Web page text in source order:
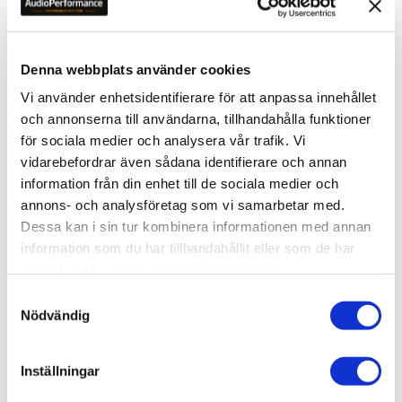
Denna webbplats använder cookies
Vi använder enhetsidentifierare för att anpassa innehållet
och annonserna till användarna, tillhandahålla funktioner
för sociala medier och analysera vår trafik. Vi
vidarebefordrar även sådana identifierare och annan
information från din enhet till de sociala medier och
annons- och analysföretag som vi samarbetar med.
Dessa kan i sin tur kombinera informationen med annan
information som du har tillhandahållit eller som de har
Nödvändig
Inställningar
SILTECH EXPLORER 180I RCA
7 125kr
9 490kr
Lägg till i favoriter